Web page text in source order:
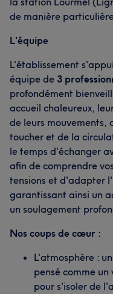
de manière
L'équipe
L'établissement
équipe de 3
profondément
accueil chaleureux,
de leurs mouvements,
toucher et de la
le temps d'échanger
afin de comprendre
tensions et d'adapter
garantissant ainsi un
un soulagement
Nos coups de cœur :
L'atmosphère :
pensé comme
pour s'isoler de